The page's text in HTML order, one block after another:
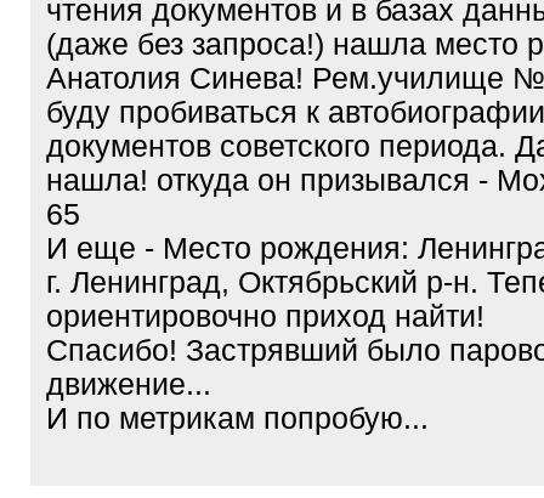
чтения документов и в базах
(даже без запроса!) нашла место
Анатолия Синева! Рем.училище
буду пробиваться к
документов советского периода.
нашла! откуда он призывался -
65
И еще - Место рождения:
г. Ленинград, Октябрьский р-н.
ориентировочно приход найти!
Спасибо! Застрявший было
движение...
И по метрикам попробую...